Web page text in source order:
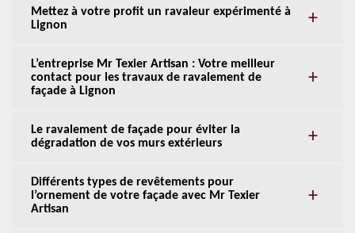
Mettez à votre profit un ravaleur expérimenté à
Lignon
L’entreprise Mr Texier Artisan : Votre meilleur
contact pour les travaux de ravalement de
façade à Lignon
Le ravalement de façade pour éviter la
dégradation de vos murs extérieurs
Différents types de revêtements pour
l’ornement de votre façade avec Mr Texier
Artisan